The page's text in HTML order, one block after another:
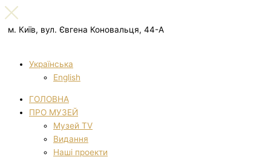
м. Київ, вул. Євгена Коновальця, 44-А
Українська
English
ГОЛОВНА
ПРО МУЗЕЙ
Музей TV
Видання
Наші проекти